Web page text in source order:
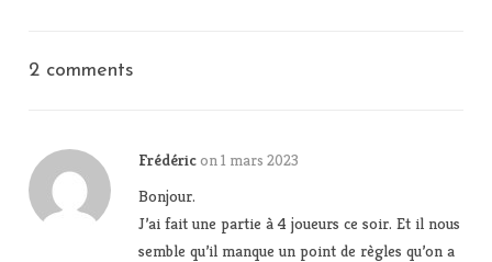
2 comments
Frédéricon 1 mars 2023
Bonjour.
J’ai fait une partie à 4 joueurs ce soir. Et il nous
semble qu’il manque un point de règles qu’on a